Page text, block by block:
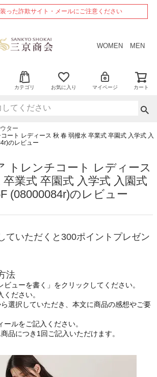
った詐欺サイト・メールにご注意ください
WOMEN MEN
カテゴリ お気に入り マイページ カート
ター
ート レディース 秋 春 弱撥水 卒業式 卒園式 入学式 入
のレビュー
トレンチコート レディース
業式 卒園式 入学式 入園式
(08000084r)のレビュー
ていただくと300ポイントプレゼン
法
ューを書く」をクリックしてください。
ださい。
選択していただき、本文に商品の感想やご要
ルをご記入ください。
品につき1回ご記入いただけます。
ペー